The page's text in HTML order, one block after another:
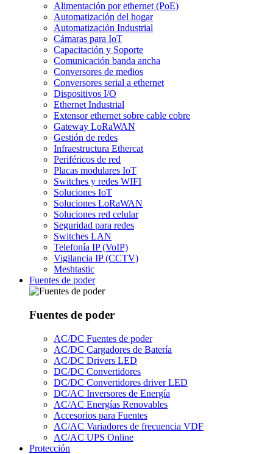
Alimentación por ethernet (PoE)
Automatización del hogar
Automatización Industrial
Cámaras para IoT
Capacitación y Soporte
Comunicación banda ancha
Conversores de medios
Conversores serial a ethernet
Dispositivos I/O
Ethernet Industrial
Extensor ethernet sobre cable cobre
Gateway LoRaWAN
Gestión de redes
Infraestructura Ethercat
Periféricos de red
Placas modulares IoT
Switches y redes WIFI
Soluciones IoT
Soluciones LoRaWAN
Soluciones red celular
Seguridad para redes
Switches LAN
Telefonía IP (VoIP)
Vigilancia IP (CCTV)
Meshtastic
Fuentes de poder
Fuentes de poder
AC/DC Fuentes de poder
AC/DC Cargadores de Batería
AC/DC Drivers LED
DC/DC Convertidores
DC/DC Convertidores driver LED
DC/AC Inversores de Energía
AC/AC Energías Renovables
Accesorios para Fuentes
AC/AC Variadores de frecuencia VDF
AC/AC UPS Online
Protección